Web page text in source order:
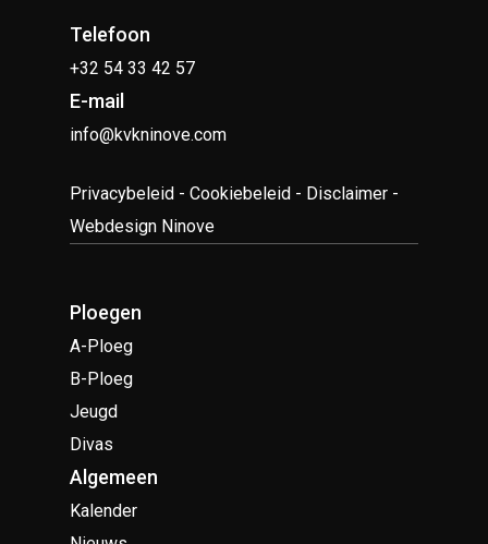
Telefoon
+32 54 33 42 57
E-mail
info@kvkninove.com
Privacybeleid -Cookiebeleid - Disclaimer -
Webdesign Ninove
Ploegen
A-Ploeg
B-Ploeg
Jeugd
Divas
Algemeen
Kalender